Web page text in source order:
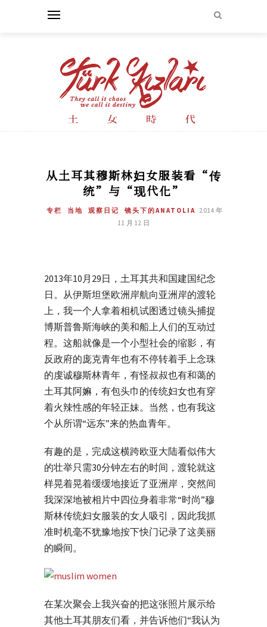
从土耳其穆斯林妇女服装看“传
统”与“现代化”
专栏 当地 观察日记 镜头下的ANATOLIA 2014 年
11 月 12 日
2013年10月29日，土耳其共和国建国纪念
日。从伊斯坦堡欧洲岸航向亚洲岸的渡轮
上，我一个人拿着相机试图透过镜头捕捉
博斯普鲁斯海峡的美和船上人们的互动过
程。这船就像是一个小型社会的缩影，有
反政府的庞克青年也有不停转着手上念珠
的虔诚穆斯林青年，有怪叔叔也有和蔼的
土耳其阿嫲，有包头巾的传统妇女也有穿
着火辣性感的年轻正妹。当然，也有我这
个从所谓“远东”来的热血青年。
有趣的是，完成这横跨欧亚大陆看似伟大
的壮举只需30分钟左右的时间，渡轮就这
样晃着晃着缓缓地接近了亚洲岸，突然间
我深深地被相片中四位身着非常“时尚”穆
斯林传统妇女服装的女人吸引，因此我抓
准时机毫不犹豫地按下快门记录了这美丽
的瞬间。
在某次聚会上我兴奋的把这张照片展示给
其他土耳其朋友们看，并告诉他们“我认为